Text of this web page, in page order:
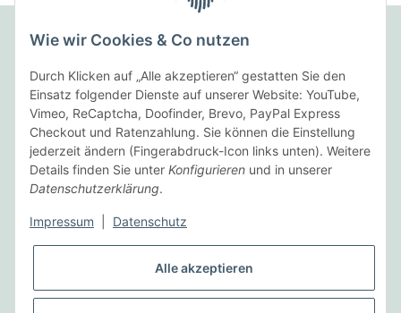
Folgende Zahlungsarten bieten wir an:
Wir versenden mit:
Gesetzliche Informationen
Wie wir Cookies & Co nutzen
Durch Klicken auf „Alle akzeptieren“ gestatten Sie den
Einsatz folgender Dienste auf unserer Website: YouTube,
Vimeo, ReCaptcha, Doofinder, Brevo, PayPal Express
Checkout und Ratenzahlung. Sie können die Einstellung
jederzeit ändern (Fingerabdruck-Icon links unten). Weitere
Details finden Sie unter Konfigurieren und in unserer
Datenschutzerklärung.
Impressum Datenschutz
Alle akzeptieren